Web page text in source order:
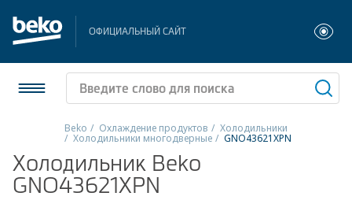
ОФИЦИАЛЬНЫЙ САЙТ
Холодильники и морозильники
Стиральные и сушильные машины
Beko Охлаждение продуктов Холодильники
Холодильники многодверные GNO43621XPN
Холодильник Beko
GNO43621XPN